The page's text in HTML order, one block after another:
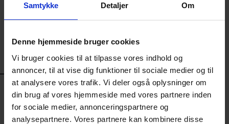
Samtykke Detaljer Om
Denne hjemmeside bruger cookies
Vi bruger cookies til at tilpasse vores indhold og
annoncer, til at vise dig funktioner til sociale medier og til
at analysere vores trafik. Vi deler også oplysninger om
din brug af vores hjemmeside med vores partnere inden
for sociale medier, annonceringspartnere og
analysepartnere. Vores partnere kan kombinere disse
Bliv medlem af Dansk
Erhverv